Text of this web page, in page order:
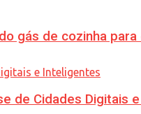
gás de cozinha
de Cidades Digitais